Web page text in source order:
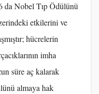
da Nobel Tıp Ödülünü
etkilerini ve
hücrelerin
imha
süre aç kalarak
almaya hak